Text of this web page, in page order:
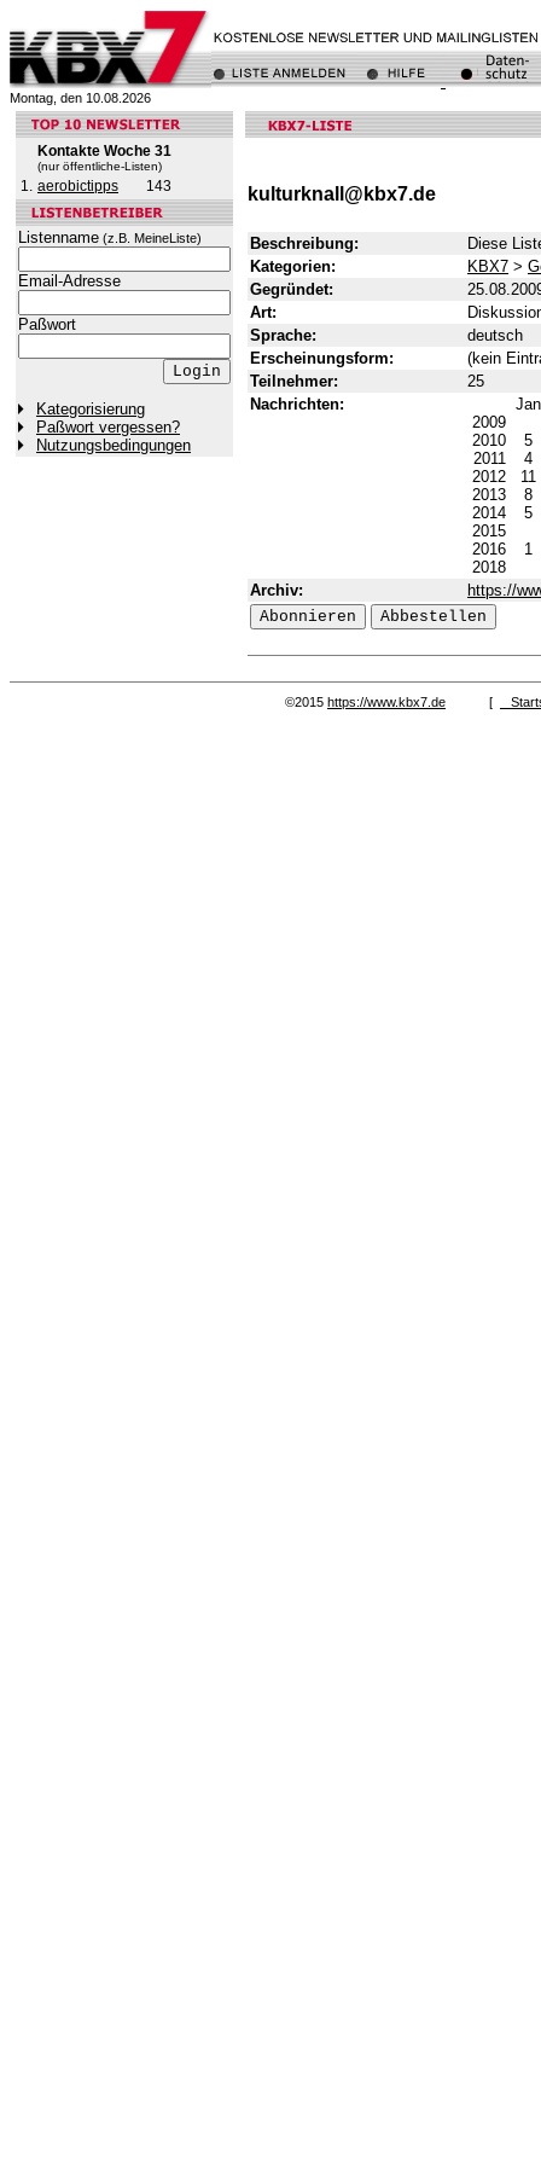
Montag, den 10.08.2026
Kontakte Woche 31
(nur öffentliche-Listen)
1. aerobictipps 143
Listenname (z.B. MeineListe)
Email-Adresse
Paßwort
Kategorisierung
Paßwort vergessen?
Nutzungsbedingungen
kulturknall@kbx7.de
Beschreibung:
Diese
Kategorien:
KBX7 >
Gegründet:
Art:
Sprache:
deutsch
Erscheinungsform:
(kein
Teilnehmer:
25
Nachrichten:
2009
2010
5
2011
4
2012
11
2013
8
2014
5
2015
2016
1
2018
Archiv:
https://
©2015 https://www.kbx7.de [